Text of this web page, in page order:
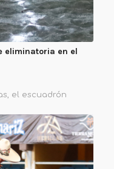
eliminatoria en el
el escuadrón